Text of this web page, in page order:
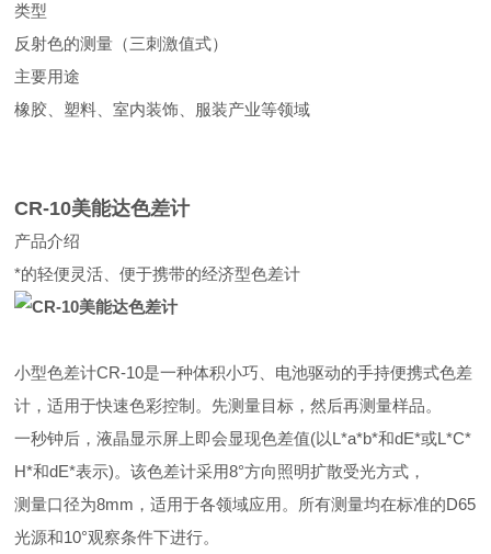
类型
反射色的测量（三刺激值式）
主要用途
橡胶、塑料、室内装饰、服装产业等领域
CR-10美能达色差计
产品介绍
*的轻便灵活、便于携带的经济型色差计
小型色差计CR-10是一种体积小巧、电池驱动的手持便携式色差
计，适用于快速色彩控制。先测量目标，然后再测量样品。
一秒钟后，液晶显示屏上即会显现色差值(以L*a*b*和dE*或L*C*
H*和dE*表示)。该色差计采用8°方向照明扩散受光方式，
测量口径为8mm，适用于各领域应用。所有测量均在标准的D65
光源和10°观察条件下进行。